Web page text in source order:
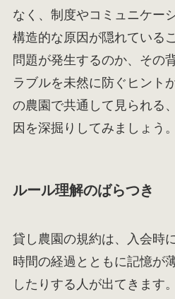
なく、制度やコミュニケー
構造的な原因が隠れている
問題が発生するのか、その
ラブルを未然に防ぐヒント
の農園で共通して見られる
因を深掘りしてみましょう。
ルール理解のばらつき
貸し農園の規約は、入会時
時間の経過とともに記憶が
したりする人が出てきます